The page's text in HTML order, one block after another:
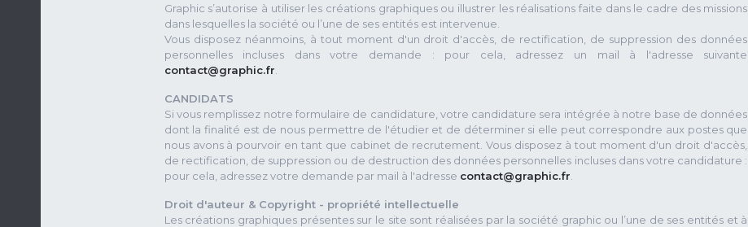
Graphic s’autorise à utiliser les créations graphiques ou illustrer les réalisations faite dans le cadre des missions
dans lesquelles la société ou l’une de ses entités est intervenue.
Vous disposez néanmoins, à tout moment d'un droit d'accès, de rectification, de suppression des données
personnelles incluses dans votre demande : pour cela, adressez un mail à l'adresse suivante
contact@graphic.fr
CANDIDATS
Si vous remplissez notre formulaire de candidature, votre candidature sera intégrée à notre base de données
dont la finalité est de nous permettre de l'étudier et de déterminer si elle peut correspondre aux postes que
nous avons à pourvoir en tant que cabinet de recrutement. Vous disposez à tout moment d'un droit d'accès,
de rectification, de suppression ou de destruction des données personnelles incluses dans votre candidature :
pour cela, adressez votre demande par mail à l'adresse contact@graphic.fr
Droit d'auteur & Copyright - propriété intellectuelle
Les créations graphiques présentes sur le site sont réalisées par la société graphic ou l’une de ses entités et à